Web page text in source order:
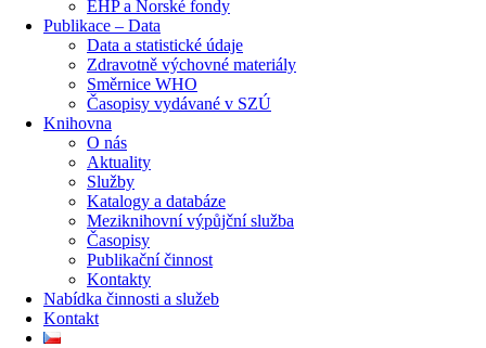
EHP a Norské fondy
Publikace – Data
Data a statistické údaje
Zdravotně výchovné materiály
Směrnice WHO
Časopisy vydávané v SZÚ
Knihovna
O nás
Aktuality
Služby
Katalogy a databáze
Meziknihovní výpůjční služba
Časopisy
Publikační činnost
Kontakty
Nabídka činnosti a služeb
Kontakt